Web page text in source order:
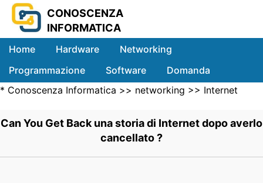
CONOSCENZA
INFORMATICA
Home Hardware
Networking
Programmazione
Software
Domanda
Sistemi
* Conoscenza Informatica >> networking >> Internet
Can You Get Back una storia di Internet dopo averlo
cancellato ?